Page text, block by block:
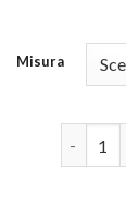
Misura